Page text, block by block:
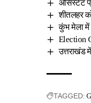
असिस्टेंट
शीतलहर
कुंभ मेला में
Election
उत्तराखंड
TAGGED: